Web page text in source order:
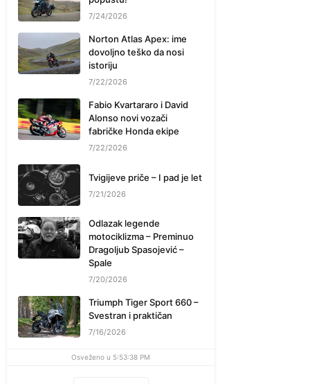
7/24/2026
Norton Atlas Apex: ime
dovoljno teško da nosi
istoriju
7/22/2026
Fabio Kvartararo i David
Alonso novi vozači
fabričke Honda ekipe
7/22/2026
Tvigijeve priče – I pad je let
7/21/2026
Odlazak legende
motociklizma – Preminuo
Dragoljub Spasojević –
Spale
7/20/2026
Triumph Tiger Sport 660 –
Svestran i praktičan
7/16/2026
Osveženo u 5:53:38 PM